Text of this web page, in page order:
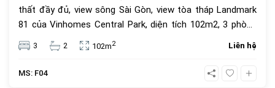
thất đầy đủ, view sông Sài Gòn, view tòa tháp Landmark
81 của Vinhomes Central Park, diện tích 102m2, 3 phòng
ngủ, 2 phòng tắm, nhà đẹp. Giá thuê 38 triệu đồng.
3 2 102m2 Liên hệ
MS: F04